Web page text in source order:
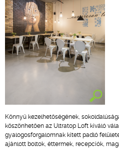
Könnyű kezelhetőségének,
köszönhetően az Ultratop Loft kiváló
gyalogosforgalomnak kitett padló
ajánlott boltok, éttermek, recepciók,